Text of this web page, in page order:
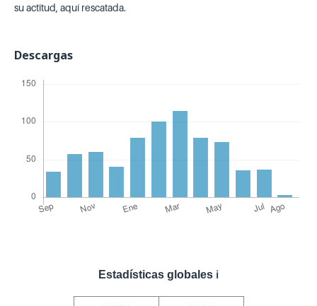
su actitud, aquí rescatada.
Descargas
Estadísticas globales ℹ️